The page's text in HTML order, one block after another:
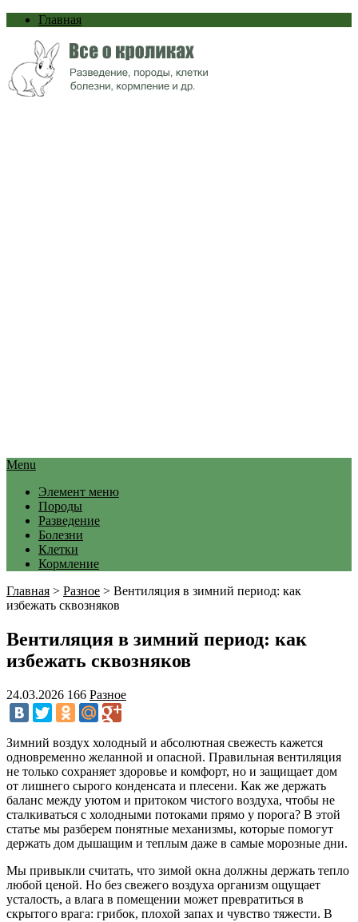
Главная
Menu
Элемент меню
Породы
Разведение
Болезни
Клетки
Кормление
Главная > Разное > Вентиляция в зимний период: как
избежать сквозняков
Вентиляция в зимний период: как
избежать сквозняков
24.03.2026 166 Разное
Зимний воздух холодный и абсолютная свежесть кажется
одновременно желанной и опасной. Правильная вентиляция
не только сохраняет здоровье и комфорт, но и защищает дом
от лишнего сырого конденсата и плесени. Как же держать
баланс между уютом и притоком чистого воздуха, чтобы не
сталкиваться с холодными потоками прямо у порога? В этой
статье мы разберем понятные механизмы, которые помогут
держать дом дышащим и теплым даже в самые морозные дни.
Мы привыкли считать, что зимой окна должны держать тепло
любой ценой. Но без свежего воздуха организм ощущает
усталость, а влага в помещении может превратиться в
скрытого врага: грибок, плохой запах и чувство тяжести. В